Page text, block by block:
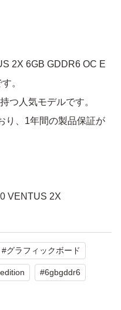
2X 6GB GDDR6 OC E
。
つ人気モデルです。
り、1年間の製品保証が
VENTUS 2X
#グラフィックボード
#6gbgddr6